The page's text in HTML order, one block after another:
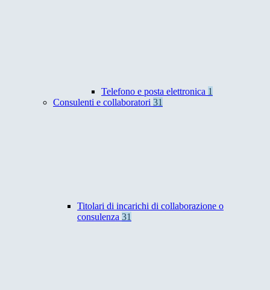
Telefono e posta elettronica 1
Consulenti e collaboratori 31
Titolari di incarichi di collaborazione o
consulenza 31